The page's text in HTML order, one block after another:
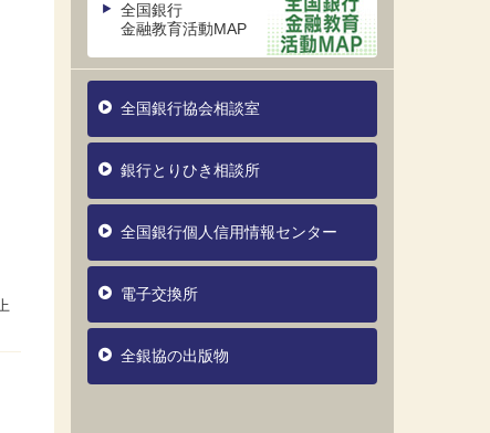
全国銀行
金融教育活動MAP
全国銀行協会相談室
銀行とりひき相談所
全国銀行個人信用情報センター
電子交換所
全銀協の出版物